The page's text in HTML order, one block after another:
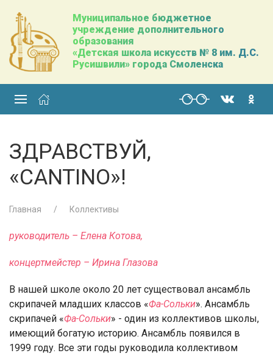
Муниципальное бюджетное
учреждение дополнительного
образования
«Детская школа искусств № 8 им. Д.С.
Русишвили» города Смоленска
ЗДРАВСТВУЙ,
«CANTINO»!
Главная Коллективы
руководитель – Елена Котова,
концертмейстер – Ирина Глазова
В нашей школе около 20 лет существовал ансамбль
скрипачей младших классов «Фа-Сольки». Ансамбль
скрипачей «Фа-Сольки» - один из коллективов школы,
имеющий богатую историю. Ансамбль появился в
1999 году. Все эти годы руководила коллективом